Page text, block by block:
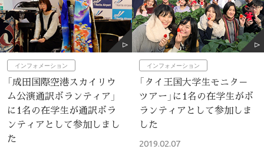
インフォメーション
「成田国際空港スカイリウ
ム公演通訳ボランティア」
に1名の在学生が通訳ボラ
ンティアとして参加しまし
た
インフォメーション
「タイ王国大学生モニタ－
ツアー」に1名の在学生がボ
ランティアとして参加しま
した
2019.02.07